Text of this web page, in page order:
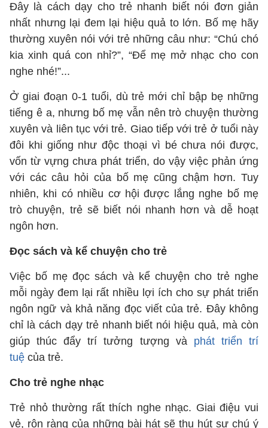
Đây là cách dạy cho trẻ nhanh biết nói đơn giản
nhất nhưng lại đem lại hiệu quả to lớn. Bố mẹ hãy
thường xuyên nói với trẻ những câu như: “Chú chó
kia xinh quá con nhỉ?”, “Để mẹ mở nhạc cho con
nghe nhé!”...
Ở giai đoạn 0-1 tuổi, dù trẻ mới chỉ bập bẹ những
tiếng ê a, nhưng bố mẹ vẫn nên trò chuyện thường
xuyên và liên tục với trẻ. Giao tiếp với trẻ ở tuổi này
đôi khi giống như độc thoại vì bé chưa nói được,
vốn từ vựng chưa phát triển, do vậy việc phản ứng
với các câu hỏi của bố mẹ cũng chậm hơn. Tuy
nhiên, khi có nhiều cơ hội được lắng nghe bố mẹ
trò chuyện, trẻ sẽ biết nói nhanh hơn và dễ hoạt
ngôn hơn.
Đọc sách và kể chuyện cho trẻ
Việc bố mẹ đọc sách và kể chuyện cho trẻ nghe
mỗi ngày đem lại rất nhiều lợi ích cho sự phát triển
ngôn ngữ và khả năng đọc viết của trẻ. Đây không
chỉ là cách dạy trẻ nhanh biết nói hiệu quả, mà còn
giúp thúc đẩy trí tưởng tượng và phát triển trí
tuệ của trẻ.
Cho trẻ nghe nhạc
Trẻ nhỏ thường rất thích nghe nhạc. Giai điệu vui
vẻ, rộn ràng của những bài hát sẽ thu hút sự chú ý